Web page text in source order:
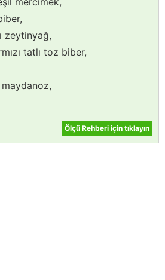
zeytinyağ,
tatlı toz biber,
maydanoz,
Ölçü Rehberi için tıklayın